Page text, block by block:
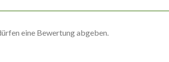
eine Bewertung abgeben.